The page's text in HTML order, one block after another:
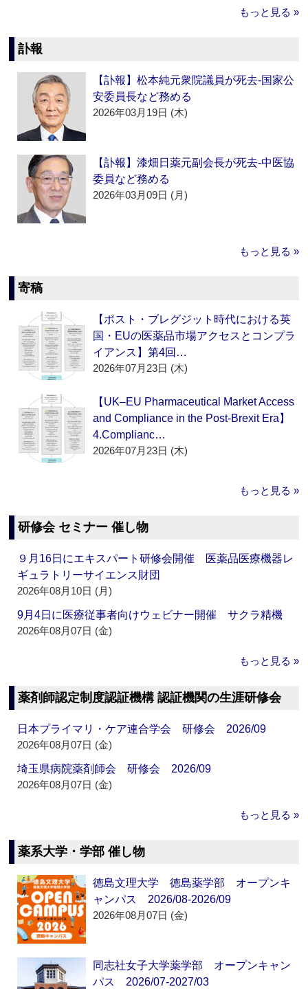
もっと見る »
訃報
【訃報】松本純元衆院議員が死去‐国家公
安委員長など務める
2026年03月19日 (木)
【訃報】漆畑日薬元副会長が死去‐中医協
委員など務める
2026年03月09日 (月)
もっと見る »
寄稿
【ポスト・ブレグジット時代における英
国・EUの医薬品市場アクセスとコンプラ
イアンス】第4回…
2026年07月23日 (木)
【UK–EU Pharmaceutical Market Access
and Compliance in the Post-Brexit Era】
4.Complianc…
2026年07月23日 (木)
もっと見る »
研修会 セミナー 催し物
９月16日にエキスパート研修会開催 医薬品医療機器レ
ギュラトリーサイエンス財団
2026年08月10日 (月)
9月4日に医療従事者向けウェビナー開催 サクラ精機
2026年08月07日 (金)
もっと見る »
薬剤師認定制度認証機構 認証機関の生涯研修会
日本プライマリ・ケア連合学会 研修会 2026/09
2026年08月07日 (金)
埼玉県病院薬剤師会 研修会 2026/09
2026年08月07日 (金)
もっと見る »
薬系大学・学部 催し物
徳島文理大学 徳島薬学部 オープンキ
ャンパス 2026/08-2026/09
2026年08月07日 (金)
同志社女子大学薬学部 オープンキャン
パス 2026/07-2027/03